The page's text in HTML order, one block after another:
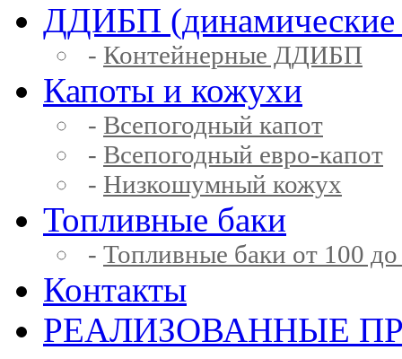
ДДИБП
- Контейнерные ДДИБП
Капоты и кожухи
- Всепогодный капот
- Всепогодный евро-капот
- Низкошумный кожух
Топливные баки
- Топливные баки от 100
Контакты
РЕАЛИЗОВАННЫЕ